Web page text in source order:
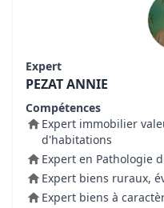
Expert
PEZAT ANNIE
Compétences
Expert immobilier
d'habitations
Expert en Pathologie
Expert biens ruraux,
Expert biens à